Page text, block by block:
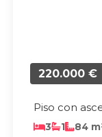
220.000 €
Piso con
3 1 84